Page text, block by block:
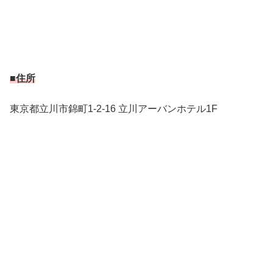
■住所
東京都立川市錦町1-2-16 立川アーバンホテル1F